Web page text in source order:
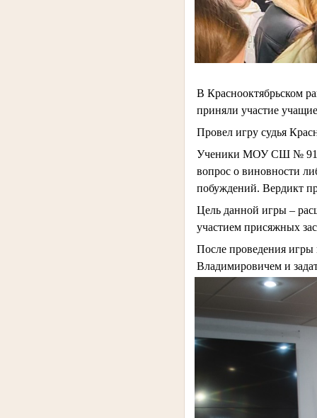
В Краснооктябрьском
приняли участие
Провел игру судья
Ученики МОУ СШ № 91,
вопрос о виновности
побуждений. Вердикт
Цель данной игры –
участием присяжных
После проведения
Владимировичем и